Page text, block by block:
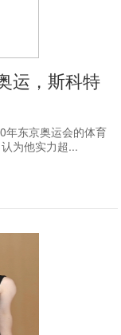
运，斯科特
年东京奥运会的体育
为他实力超...